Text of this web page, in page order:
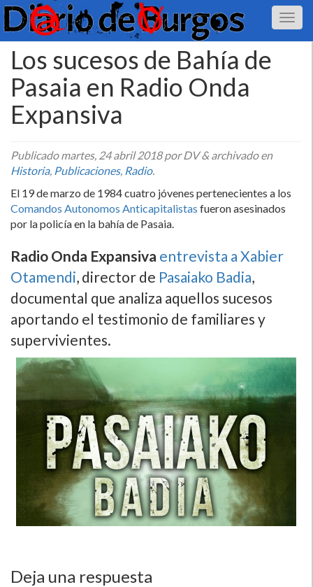
Los sucesos de Bahí­a de
Pasaia en Radio Onda
Expansiva
Publicadomartes, 24 abril 2018por DV&archivado en
Historia, Publicaciones, Radio.
El 19 de marzo de 1984 cuatro jóvenes pertenecientes a los
Comandos Autonomos Anticapitalistas fueron asesinados
por la policí­a en la bahí­a de Pasaia.
Radio Onda Expansiva entrevista a Xabier
Otamendi, director de Pasaiako Badia,
documental que analiza aquellos sucesos
aportando el testimonio de familiares y
supervivientes.
Deja una respuesta